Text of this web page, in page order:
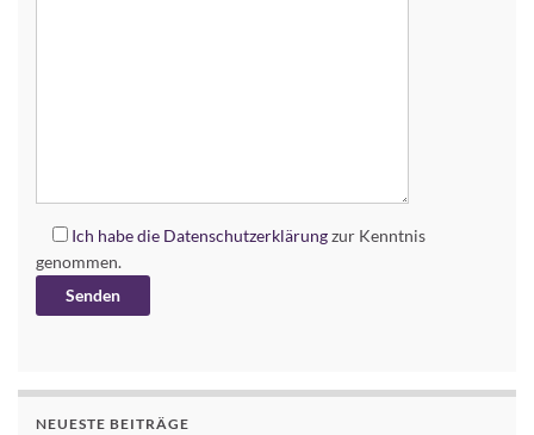
Ich habe die Datenschutzerklärungzur Kenntnis
genommen.
NEUESTE BEITRÄGE